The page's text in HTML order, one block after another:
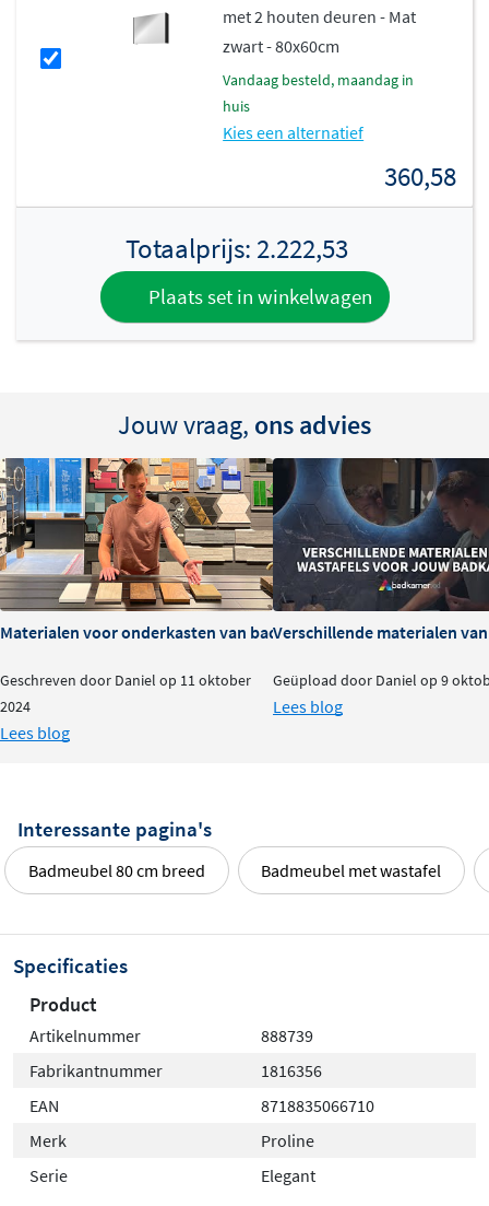
met 2 houten deuren - Mat
zwart - 80x60cm
vandaag besteld, maandag in
huis
Kies een alternatief
360,58
Totaalprijs: 2.222,53
Plaats set in winkelwagen
Jouw vraag, ons advies
Materialen voor onderkasten van badkamermeubels: voor- en
Geschreven door Daniel op 11 oktober
2024
Lees blog
Verschillende materialen
Geüpload door Daniel op 9
Lees blog
Interessante pagina's
Badmeubel 80 cm breed Badmeubel met wastafel
Specificaties
Product
Artikelnummer
888739
Fabrikantnummer
1816356
EAN
8718835066710
Merk
Proline
Serie
Elegant